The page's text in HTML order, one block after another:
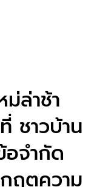
ม่ล่าช้า
ชาวบ้าน
อจำกัด
ฤตความ